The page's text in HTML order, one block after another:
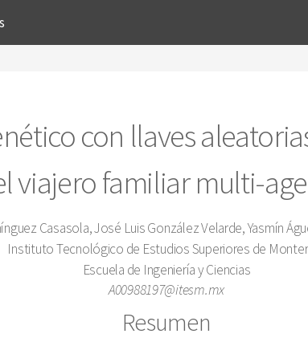
con llaves
viajero familiar multi-
Casasola, José Luis González Velarde, Yasmín
Instituto Tecnológico de Estudios Superiores de
Escuela de Ingeniería y Ciencias
A00988197@itesm.mx
Resumen